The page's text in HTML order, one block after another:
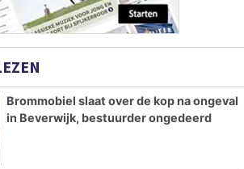
Brommobiel slaat over de kop na ongeval
in Beverwijk, bestuurder ongedeerd